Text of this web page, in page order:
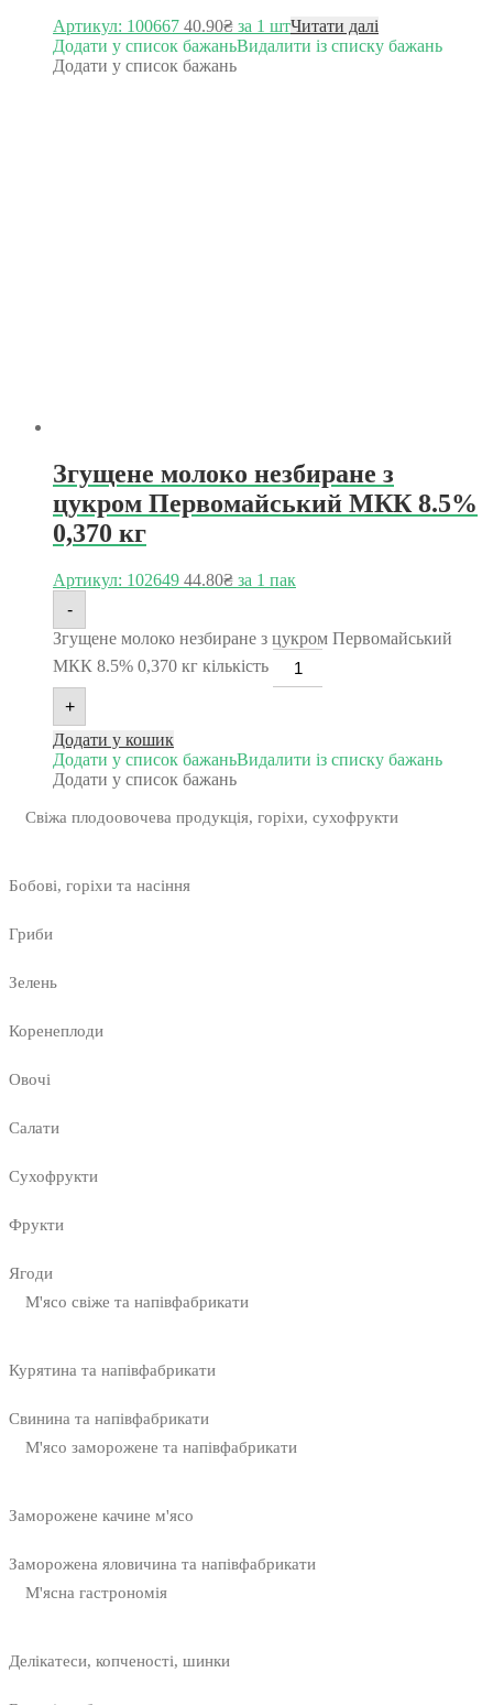
Артикул: 100667 40.90₴ за 1 штЧитати далі
Додати у список бажаньВидалити із списку бажань
Додати у список бажань
Згущене молоко незбиране з
цукром Первомайський МКК 8.5%
0,370 кг
Артикул: 102649 44.80₴ за 1 пак
-
Згущене молоко незбиране з цукром Первомайський
МКК 8.5% 0,370 кг кількість
+
Додати у кошик
Додати у список бажаньВидалити із списку бажань
Додати у список бажань
Свіжа плодоовочева продукція, горіхи, сухофрукти
Бобові, горіхи та насіння
Гриби
Зелень
Коренеплоди
Овочі
Салати
Сухофрукти
Фрукти
Ягоди
М'ясо свіже та напівфабрикати
Курятина та напівфабрикати
Свинина та напівфабрикати
М'ясо заморожене та напівфабрикати
Заморожене качине м'ясо
Заморожена яловичина та напівфабрикати
М'ясна гастрономія
Делікатеси, копченості, шинки